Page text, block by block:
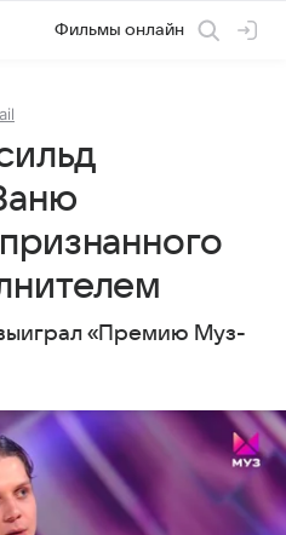
Фильмы онлайн
«Премию Муз-